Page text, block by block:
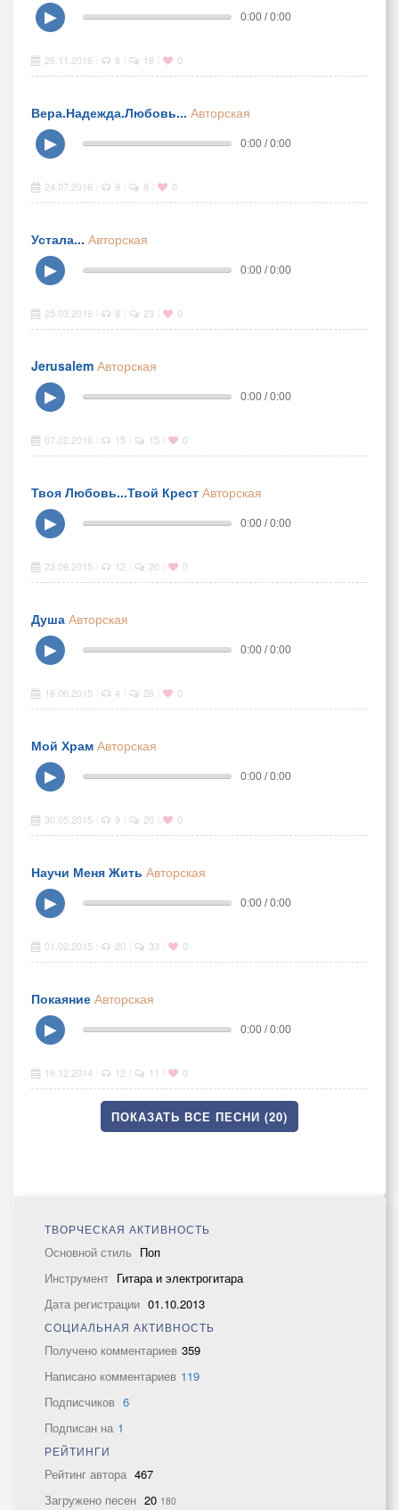
▶
0:00 / 0:00
26.11.2016 8 18 0
Вера.Надежда.Любовь... Авторская
▶
0:00 / 0:00
24.07.2016 9 8 0
Устала... Авторская
▶
0:00 / 0:00
25.03.2016 8 23 0
Jerusalem Авторская
▶
0:00 / 0:00
07.02.2016 15 15 0
Твоя Любовь...Твой Крест Авторская
▶
0:00 / 0:00
23.09.2015 12 20 0
Душа Авторская
▶
0:00 / 0:00
16.06.2015 4 26 0
Мой Храм Авторская
▶
0:00 / 0:00
30.05.2015 9 20 0
Научи Меня Жить Авторская
▶
0:00 / 0:00
01.02.2015 20 33 0
Покаяние Авторская
▶
0:00 / 0:00
16.12.2014 12 11 0
ПОКАЗАТЬ ВСЕ ПЕСНИ (20)
ТВОРЧЕСКАЯ АКТИВНОСТЬ
Основной стиль Поп
Инструмент Гитара и электрогитара
Дата регистрации 01.10.2013
СОЦИАЛЬНАЯ АКТИВНОСТЬ
Получено комментариев 359
Написано комментариев 119
Подписчиков 6
Подписан на 1
РЕЙТИНГИ
Рейтинг автора 467
Загружено песен 20 180